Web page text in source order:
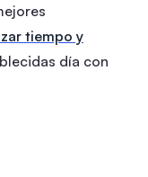
tiempo y
día con